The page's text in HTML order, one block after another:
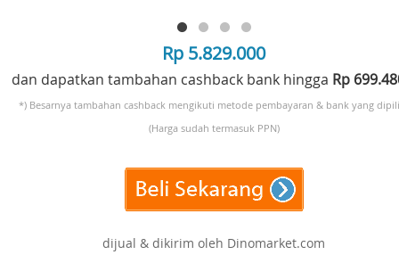
Rp 5.829.000
dan dapatkan tambahan cashback bank hingga Rp
*) Besarnya tambahan cashback mengikuti metode pembayaran & bank yang
(Harga sudah termasuk PPN)
dijual & dikirim oleh Dinomarket.com